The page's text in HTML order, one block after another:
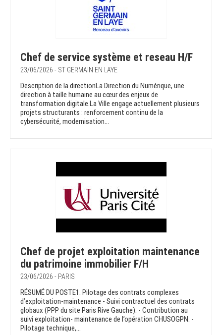
Chef de service système et reseau H/F
23/06/2026 - ST GERMAIN EN LAYE
Description de la directionLa Direction du Numérique, une
direction à taille humaine au cœur des enjeux de
transformation digitale.La Ville engage actuellement plusieurs
projets structurants : renforcement continu de la
cybersécurité, modernisation...
Chef de projet exploitation maintenance
du patrimoine immobilier F/H
23/06/2026 - PARIS
RÉSUMÉ DU POSTE1. Pilotage des contrats complexes
d’exploitation-maintenance - Suivi contractuel des contrats
globaux (PPP du site Paris Rive Gauche). - Contribution au
suivi exploitation- maintenance de l’opération CHUSOGPN. -
Pilotage technique,...